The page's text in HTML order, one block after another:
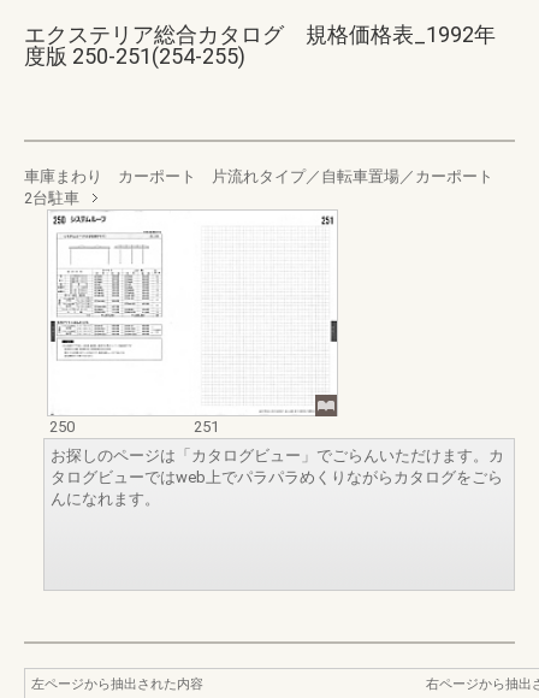
エクステリア総合カタログ 規格価格表_1992年
度版 250-251(254-255)
車庫まわり カーポート 片流れタイプ／自転車置場／カーポート
2台駐車
250
251
お探しのページは「カタログビュー」でごらんいただけます。カ
タログビューではweb上でパラパラめくりながらカタログをごら
んになれます。
左ページから抽出された内容
右ページから抽出